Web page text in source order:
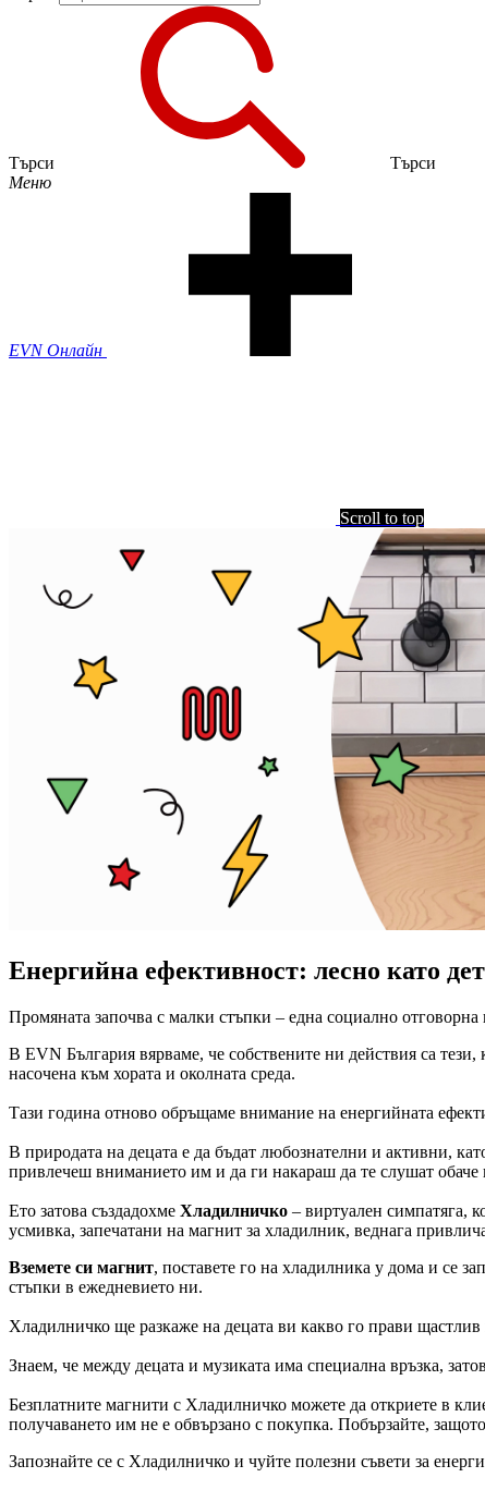
Търси
Търси
Меню
EVN Онлайн
Scroll to top
Енергийна ефективност: лесно като
Промяната започва с малки стъпки – една социално
В EVN България вярваме, че собствените ни действия са
насочена към хората и околната среда.
Тази година отново обръщаме внимание на енергийната
В природата на децата е да бъдат любознателни и активни,
привлечеш вниманието им и да ги накараш да те слушат обаче
Ето затова създадохме Хладилничко – виртуален симпатяга,
усмивка, запечатани на магнит за хладилник, веднага
Вземете си магнит, поставете го на хладилника у дома и се
стъпки в ежедневието ни.
Хладилничко ще разкаже на децата ви какво го прави
Знаем, че между децата и музиката има специална връзка,
Безплатните магнити с Хладилничко можете да откриете в
получаването им не е обвързано с покупка. Побързайте,
Запознайте се с Хладилничко и чуйте полезни съвети за